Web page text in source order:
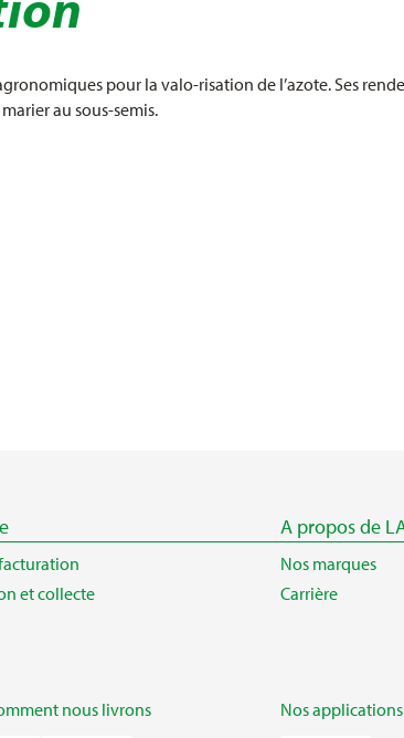
pour la valo-risation de l’azote. Ses
au sous-semis.
et collecte
A propos de
Nos marques
Carrière
nous livrons Nos applications